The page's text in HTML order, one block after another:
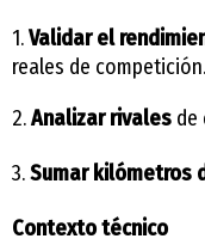
1.Validar el
reales de competición.
2.Analizar rivales de
3.Sumar kilómetros
Contexto técnico